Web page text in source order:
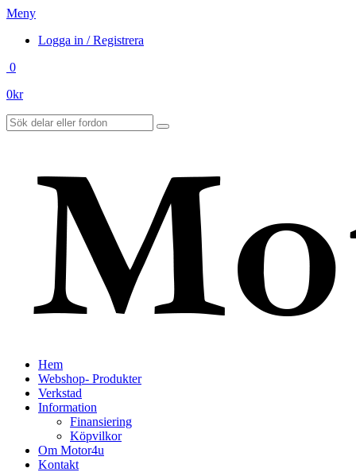
Meny
Logga in / Registrera
0
0kr
Hem
Webshop- Produkter
Verkstad
Information
Finansiering
Köpvilkor
Om Motor4u
Kontakt